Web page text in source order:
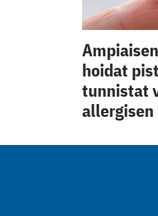
hoidat
tunnistat